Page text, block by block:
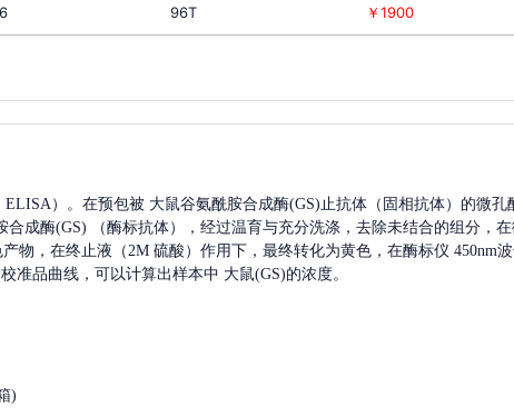
96T ￥1900
ELISA）。在预包被 大鼠谷氨酰胺合成酶(GS)止抗体（固相抗体）的微孔
合成酶(GS) （酶标抗体），经过温育与充分洗涤，去除未结合的组分，
物，在终止液（2M 硫酸）作用下，最终转化为黄色，在酶标仪 450nm
准品曲线，可以计算出样本中 大鼠(GS)的浓度。
)